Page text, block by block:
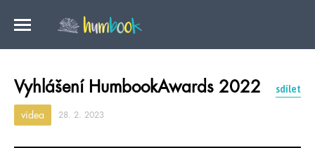
Vyhlášení HumbookAwards 2022 sdílet
videa 28. 2. 2023